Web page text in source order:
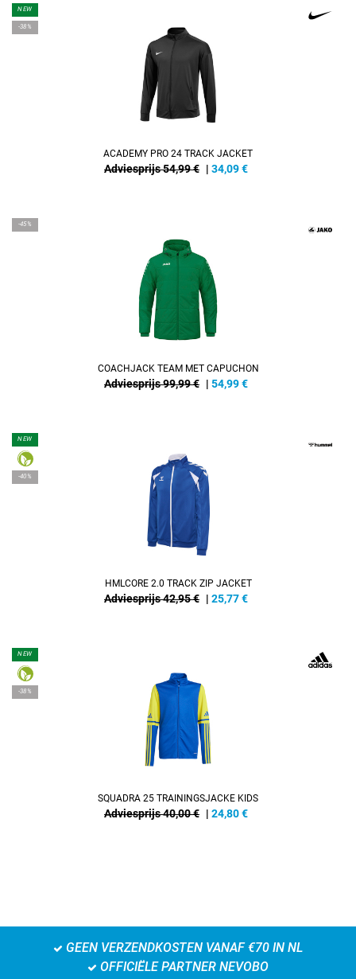
NEW
-38%
ACADEMY PRO 24 TRACK JACKET
Adviesprijs 54,99 € | 34,09€
-45%
COACHJACK TEAM MET CAPUCHON
Adviesprijs 99,99 € | 54,99€
NEW
-40%
HMLCORE 2.0 TRACK ZIP JACKET
Adviesprijs 42,95 € | 25,77€
NEW
-38%
SQUADRA 25 TRAININGSJACKE KIDS
Adviesprijs 40,00 € | 24,80€
GEEN VERZENDKOSTEN VANAF €70 IN NL
OFFICIËLE PARTNER NEVOBO